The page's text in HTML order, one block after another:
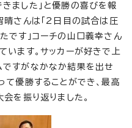
ました」と優勝の喜びを報
晴さんは「2日目の試合は圧
です」コーチの山口義幸さん
います。サッカーが好きで上
すがなかなか結果を出せ
て優勝することができ、最高
を振り返りました。